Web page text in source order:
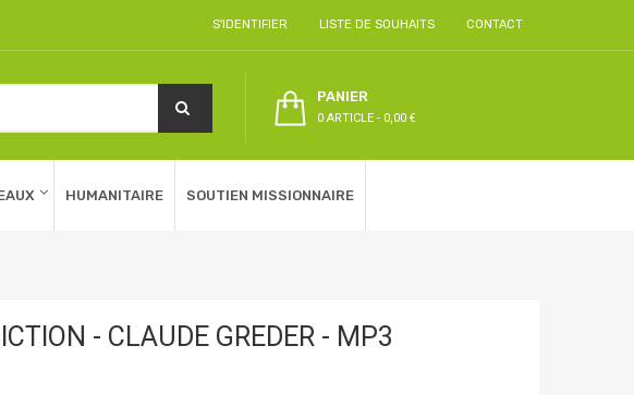
S'IDENTIFIER LISTE DE SOUHAITS CONTACT
PANIER
0 ARTICLE - 0,00 €
HUMANITAIRE SOUTIEN MISSIONNAIRE
- CLAUDE GREDER - MP3